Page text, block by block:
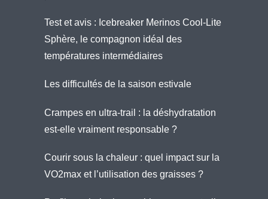
Test et avis : Icebreaker Merinos Cool-Lite
Sphère, le compagnon idéal des
températures intermédiaires
Les difficultés de la saison estivale
Crampes en ultra-trail : la déshydratation
est-elle vraiment responsable ?
Courir sous la chaleur : quel impact sur la
VO2max et l’utilisation des graisses ?